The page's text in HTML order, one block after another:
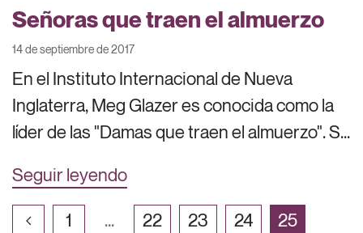
Señoras que traen el almuerzo
14 de septiembre de 2017
En el Instituto Internacional de Nueva
Inglaterra, Meg Glazer es conocida como la
líder de las "Damas que traen el almuerzo". S...
Seguir leyendo
1 ... 22 23 24
25